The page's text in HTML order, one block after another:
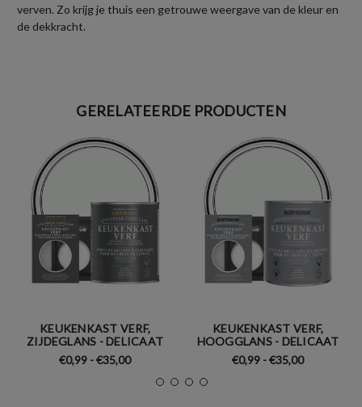
verven. Zo krijg je thuis een getrouwe weergave van de kleur en
de dekkracht.
GERELATEERDE PRODUCTEN
KEUKENKAST VERF,
ZIJDEGLANS - DELICAAT
€0,99 - €35,00
KEUKENKAST VERF,
HOOGGLANS - DELICAAT
€0,99 - €35,00